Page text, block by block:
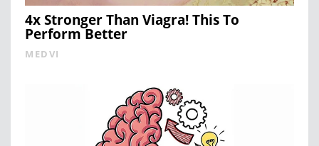
4x Stronger Than Viagra! This To
Perform Better
MEDVI